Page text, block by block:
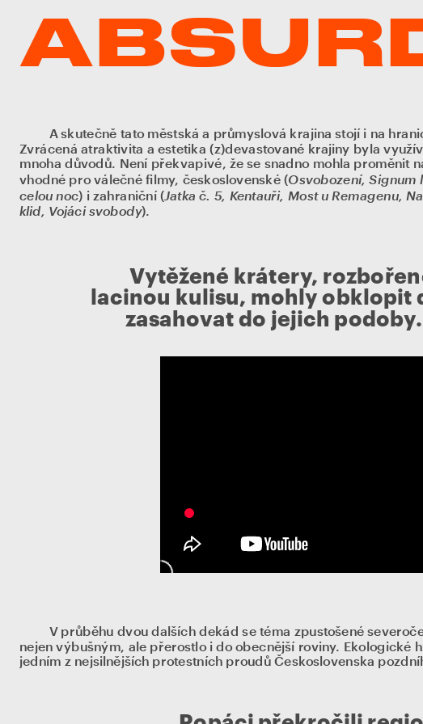
A skutečně tato městská a průmyslová krajina stojí i na
Zvrácená atraktivita a estetika (z)devastované krajiny byla
mnoha důvodů. Není překvapivé, že se snadno mohla proměnit
vhodné pro válečné filmy, československé (Osvobození, Signum
celou noc) i zahraniční (Jatka č. 5, Kentauři, Most u Remagenu,
klid, Vojáci svobody).
Vytěžené krátery,
lacinou kulisu, mohly obklopit
zasahovat do jejich
V průběhu dvou dalších dekád se téma zpustošené
nejen výbušným, ale přerostlo i do obecnější roviny. Ekologické
jedním z nejsilnějších protestních proudů Československa